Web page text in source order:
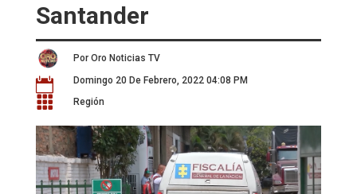
Santander
Por Oro Noticias TV
 Domingo 20 De Febrero, 2022 04:08 PM
 Región